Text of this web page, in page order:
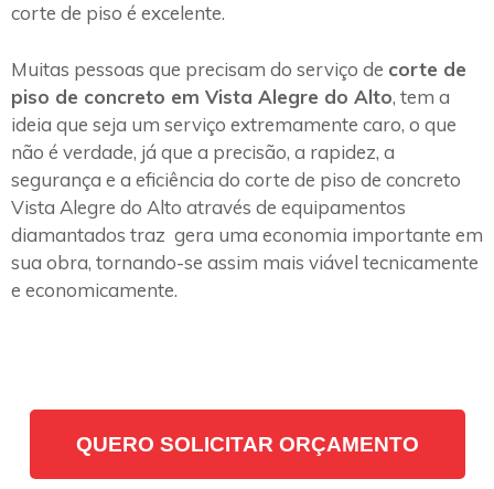
corte de piso é excelente.
Muitas pessoas que precisam do serviço de corte de
piso de concreto em Vista Alegre do Alto, tem a
ideia que seja um serviço extremamente caro, o que
não é verdade, já que a precisão, a rapidez, a
segurança e a eficiência do corte de piso de concreto
Vista Alegre do Alto através de equipamentos
diamantados traz gera uma economia importante em
sua obra, tornando-se assim mais viável tecnicamente
e economicamente.
QUERO SOLICITAR ORÇAMENTO